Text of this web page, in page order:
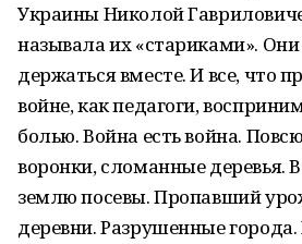
Украины Николой
называла их «стариками».
держаться вместе. И все, что
войне, как педагоги,
болью. Война есть война.
воронки, сломанные деревья.
землю посевы. Пропавший
деревни. Разрушенные